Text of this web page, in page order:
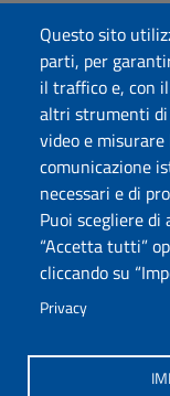
Questo sito
parti, per
il traffico e, con
altri strumenti
video e
comunicazione
necessari e di
Puoi scegliere di
“Accetta tutti”
cliccando su
Privacy
DADU –
Università degli
Palazzo del Pou
aaadip@uniss.it
Accessibilità
Dichiarazione di
Cookie settings
Mappa del sito
Protocollo
Seguici su